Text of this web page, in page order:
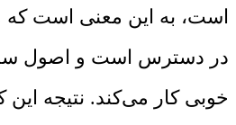
است، به این معنی است که
در دسترس است و اصول سئو
خوبی کار می‌کند. نتیجه